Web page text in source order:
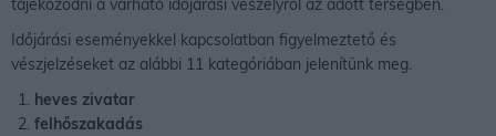
tájékozódni a várható időjárási veszélyről az adott térségben.
Időjárási eseményekkel kapcsolatban figyelmeztető és
vészjelzéseket az alábbi 11 kategóriában jelenítünk meg.
heves zivatar
felhőszakadás